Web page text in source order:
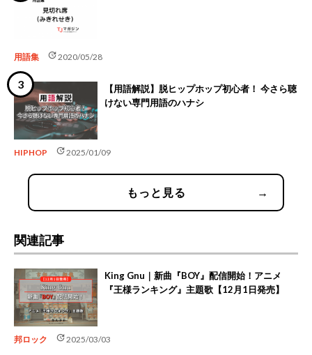
用語集 update2020/05/28
【用語解説】脱ヒップホップ初心者！ 今さら聴
けない専門用語のハナシ
HIPHOP update2025/01/09
もっと見る →
関連記事
King Gnu｜新曲『BOY』配信開始！アニメ
『王様ランキング』主題歌【12月1日発売】
邦ロック update2025/03/03